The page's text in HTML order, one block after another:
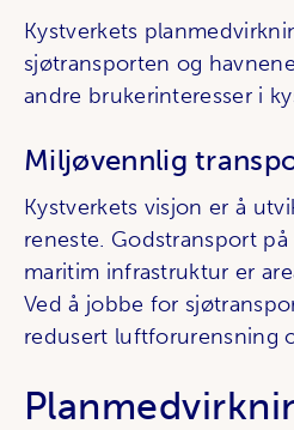
Kystverkets
sjøtransporten og
andre brukerinteresser i
Miljøvennlig
Kystverkets visjon er å
reneste. Godstransport
maritim infrastruktur er
Ved å jobbe for
redusert luftforurensning